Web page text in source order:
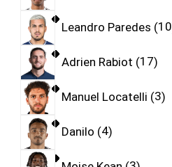
Leandro Paredes 10
Adrien Rabiot 17
Manuel Locatelli 3
Danilo 4